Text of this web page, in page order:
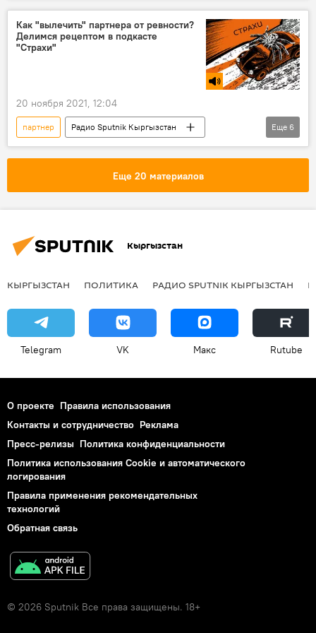
ревность
Подкасты РИА Новости
Как "вылечить" партнера от ревности?
Делимся рецептом в подкасте
"Страхи"
20 ноября 2021, 12:04
партнер
Радио Sputnik Кыргызстан
Подкасты РИА Новости
ревность
психолог
Еще 6
Еще 20 материалов
Кыргызстан
КЫРГЫЗСТАН ПОЛИТИКА РАДИО SPUTNIK КЫРГЫЗСТАН
Telegram VK Макс Rutube
О проекте Правила использования
Контакты и сотрудничество Реклама
Пресс-релизы Политика конфиденциальности
Политика использования Cookie и автоматического
логирования
Правила применения рекомендательных
технологий
Обратная связь
© 2026 Sputnik Все права защищены. 18+